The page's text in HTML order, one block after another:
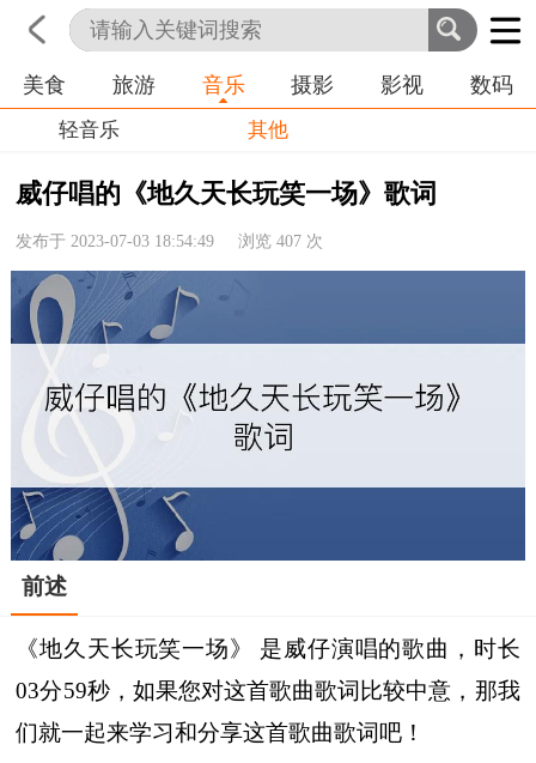
首页 科技 生活 职业
美食 旅游 音乐 摄影 影视 数码
轻音乐 其他
威仔唱的《地久天长玩笑一场》歌词
发布于 2023-07-03 18:54:49 浏览407 次
前述
《地久天长玩笑一场》 是威仔演唱的歌曲，时长
03分59秒，如果您对这首歌曲歌词比较中意，那我
们就一起来学习和分享这首歌曲歌词吧！